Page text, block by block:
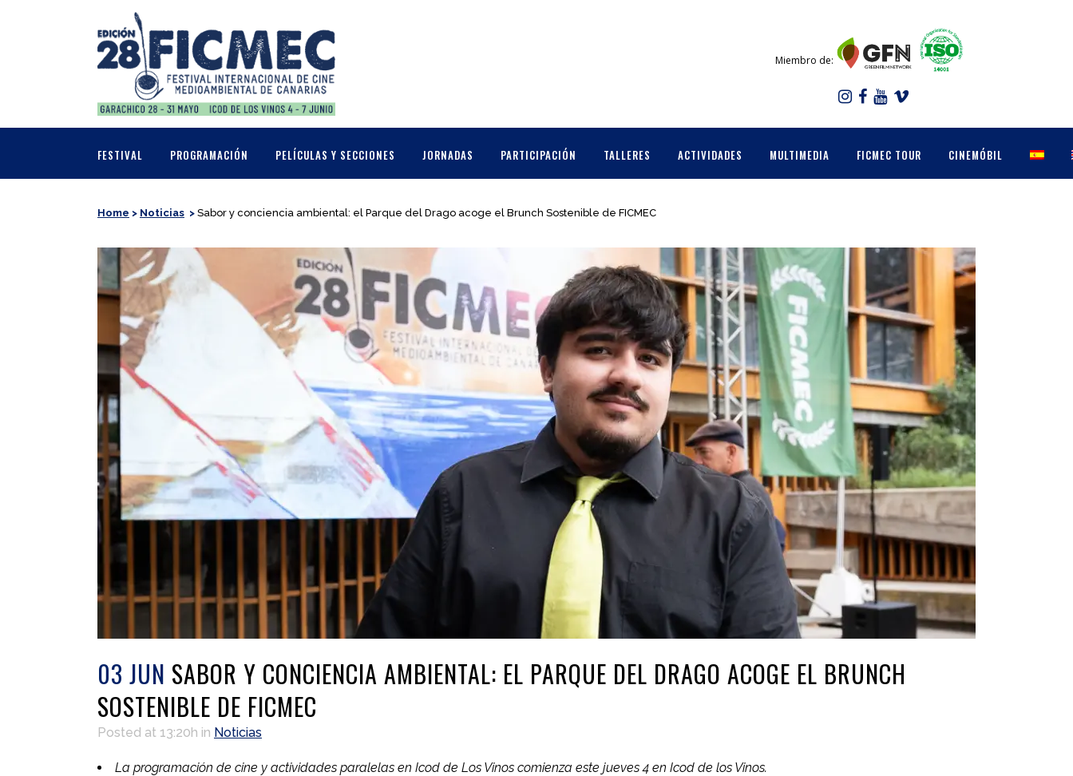
Miembro de:
FESTIVAL PROGRAMACIÓN PELÍCULAS Y SECCIONES JORNADAS PARTICIPACIÓN TALLERES ACTIVIDADES MULTIMEDIA FICMEC TOUR CINEMÓBIL
Home > Noticias > Sabor y conciencia ambiental: el Parque del Drago acoge el Brunch Sostenible de FICMEC
03 JUN SABOR Y CONCIENCIA AMBIENTAL: EL PARQUE DEL DRAGO ACOGE EL BRUNCH
SOSTENIBLE DE FICMEC
Posted at 13:20h in Noticias
La programación de cine y actividades paralelas en Icod de Los Vinos comienza este jueves 4 en Icod de los Vinos.